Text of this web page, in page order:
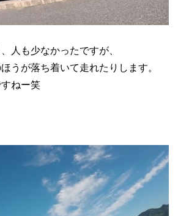
人も少なかったですが、
うが落ち着いて走れたりします。
ねー笑